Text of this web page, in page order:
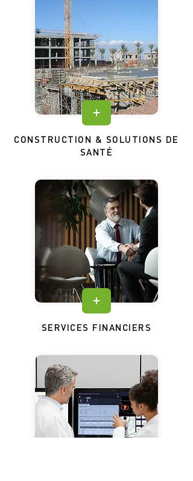
CONSTRUCTION & SOLUTIONS DE
SANTÉ
SERVICES FINANCIERS